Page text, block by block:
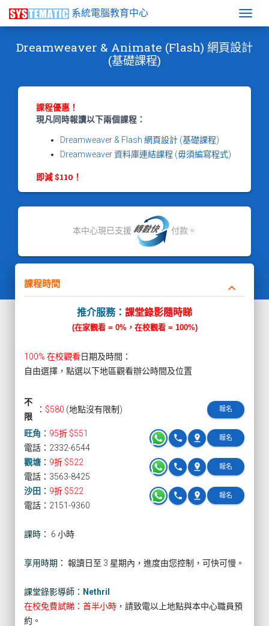
系統電腦教育中心
Dreamweaver & Animate (Flash) 網頁設計
(基礎課程)
課程優惠！
現凡同時報讀以下兩個課程：
Dreamweaver & Flash 網頁設計 (基礎課程)
Dreamweaver 資料庫連結課程 (毋須編寫程式)
即減 $110！
本中心現已支援 付款。
課程時間 keyboard_arrow_down
推介服務： 課堂錄影隨時睇
(在家觀看 = 0%，在校觀看 = 100%)
100% 在校觀看日期及時間：
自由選擇，點選以下地區觀看辦公時間及位置
不
限
： $580 (地點沒有限制) 報名
旺角 ： 95折 $551 報名
pin_drop
phone
電話：2332-6544
觀塘 ： 9折 $522 報名
pin_drop
phone
電話：3563-8425
沙田 ： 9折 $522 報名
pin_drop
phone
電話：2151-9360
課時： 6 小時
享用時期： 報讀日至 3 星期內，進度由您控制，可快可慢。
課堂錄影導師： Nethril
在校免費試睇：首半小時 ，請致電以上地點與本中心職員預
約。